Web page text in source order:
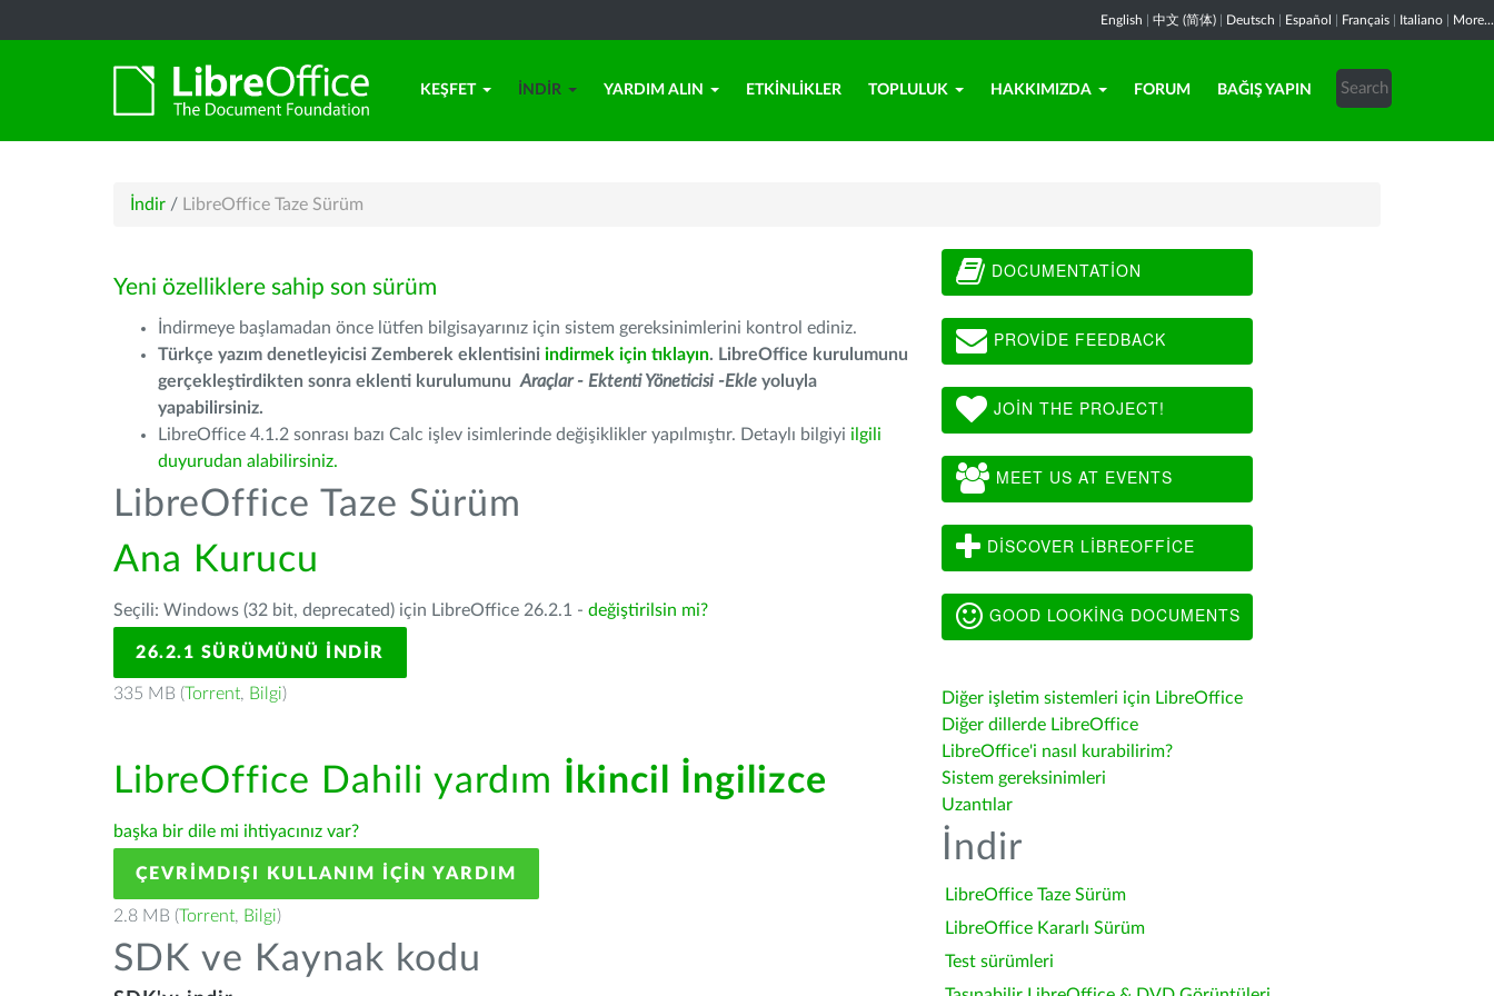
English 中文 (简体) Deutsch Español Français Italiano More...
KEŞFET İNDIR YARDIM ALIN ETKINLIKLER TOPLULUK HAKKIMIZDA FORUM BAĞIŞ YAPIN
İndir / LibreOffice Taze Sürüm
Yeni özelliklere sahip son sürüm
İndirmeye başlamadan önce lütfen bilgisayarınız için sistem gereksinimlerini kontrol ediniz.
Türkçe yazım denetleyicisi Zemberek eklentisini indirmek için tıklayın. LibreOffice kurulumunu
gerçekleştirdikten sonra eklenti kurulumunu Araçlar - Ektenti Yöneticisi -Ekle yoluyla
yapabilirsiniz.
LibreOffice 4.1.2 sonrası bazı Calc işlev isimlerinde değişiklikler yapılmıştır. Detaylı bilgiyi ilgili
duyurudan alabilirsiniz.
LibreOffice Taze Sürüm
Ana Kurucu
Seçili: Windows (32 bit, deprecated) için LibreOffice 26.2.1 - değiştirilsin mi?
26.2.1 SÜRÜMÜNÜ İNDIR
335 MB (Torrent, Bilgi)
LibreOffice Dahili yardım İkincil İngilizce
başka bir dile mi ihtiyacınız var?
ÇEVRIMDIŞI KULLANIM IÇIN YARDIM
2.8 MB (Torrent, Bilgi)
SDK ve Kaynak kodu
DOCUMENTATION
PROVIDE FEEDBACK
JOIN THE PROJECT!
MEET US AT EVENTS
DISCOVER LIBREOFFICE
GOOD LOOKING DOCUMENTS
Diğer işletim sistemleri için LibreOffice
Diğer dillerde LibreOffice
LibreOffice'i nasıl kurabilirim?
Sistem gereksinimleri
Uzantılar
İndir
LibreOffice Taze Sürüm
LibreOffice Kararlı Sürüm
Test sürümleri